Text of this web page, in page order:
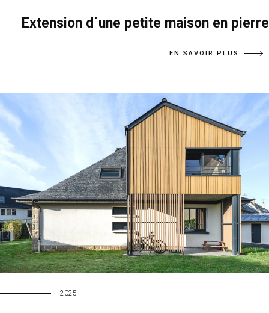
Extension d´une petite maison en pierre
EN SAVOIR PLUS
2025